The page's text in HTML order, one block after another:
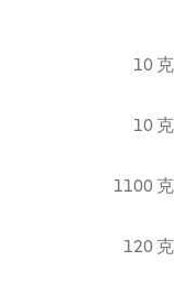
10 克
10 克
1100 克
120 克